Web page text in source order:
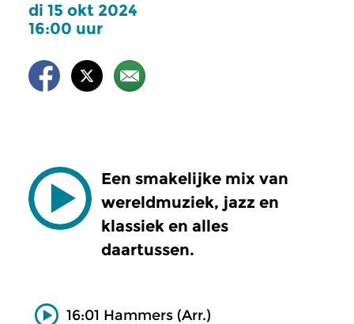
di 15 okt 2024
16:00 uur
Een smakelijke mix van
wereldmuziek, jazz en
klassiek en alles
daartussen.
16:01 Hammers (Arr.)